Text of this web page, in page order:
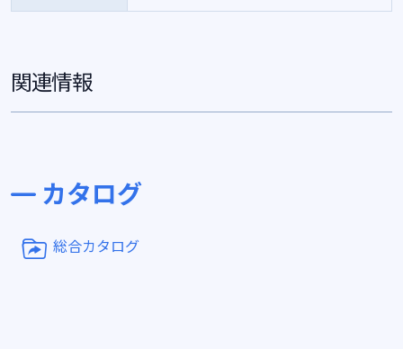
関連情報
カタログ
総合カタログ